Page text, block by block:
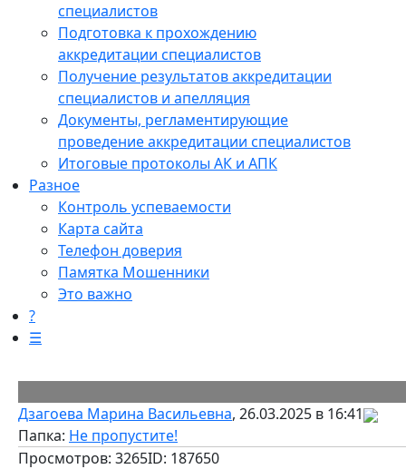
специалистов
Подготовка к прохождению
аккредитации специалистов
Получение результатов аккредитации
специалистов и апелляция
Документы, регламентирующие
проведение аккредитации специалистов
Итоговые протоколы АК и АПК
Разное
Контроль успеваемости
Карта сайта
Телефон доверия
Памятка Мошенники
Это важно
?
☰
Дзагоева Марина Васильевна, 26.03.2025 в 16:41
Папка: Не пропустите!
Просмотров: 3265ID: 187650